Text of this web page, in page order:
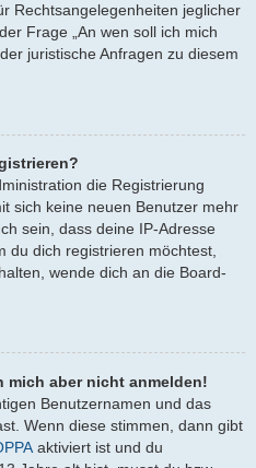
Rechtsangelegenheiten jeglicher
Frage „An wen soll ich mich
juristische Anfragen zu diesem
die Registrierung
sich keine neuen Benutzer mehr
sein, dass deine IP-Adresse
du dich registrieren möchtest,
wende dich an die Board-
mich aber nicht anmelden!
Benutzernamen und das
Wenn diese stimmen, dann gibt
aktiviert ist und du